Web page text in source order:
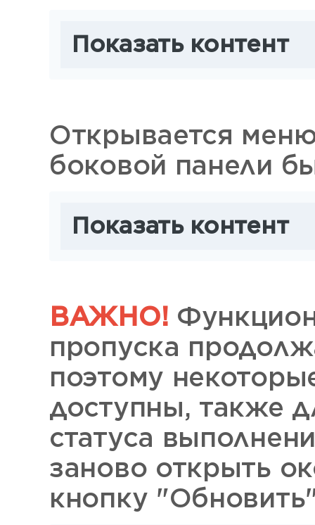
Показать контент
Открывается
боковой панели
Показать контент
ВАЖНО!
пропуска
поэтому
доступны, также
статуса
заново открыть
кнопку